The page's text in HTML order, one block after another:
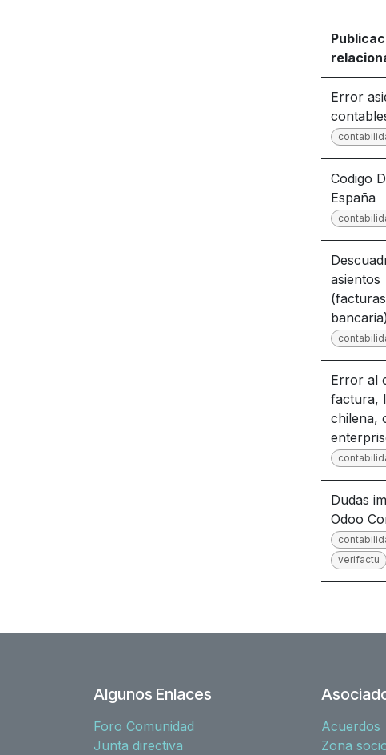
Error
Codigo
España
asientos
Error al
factura,
chilena,
Dudas
Odoo
verifactu
Algunos Enlaces
Foro Comunidad
Junta directiva
Acuerdos
Zona